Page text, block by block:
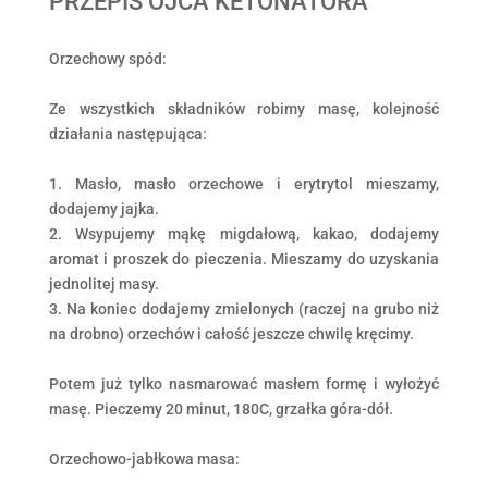
Orzechowy spód:
Ze wszystkich składników robimy masę, kolejność
działania następująca:
1. Masło, masło orzechowe i erytrytol mieszamy,
dodajemy jajka.
2. Wsypujemy mąkę migdałową, kakao, dodajemy
aromat i proszek do pieczenia. Mieszamy do uzyskania
jednolitej masy.
3. Na koniec dodajemy zmielonych (raczej na grubo niż
na drobno) orzechów i całość jeszcze chwilę kręcimy.
Potem już tylko nasmarować masłem formę i wyłożyć
masę. Pieczemy 20 minut, 180C, grzałka góra-dół.
Orzechowo-jabłkowa masa: